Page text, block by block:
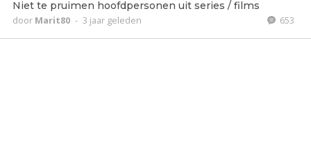
Niet te pruimen hoofdpersonen uit series / films
door Marit80 - 3 jaar geleden 653